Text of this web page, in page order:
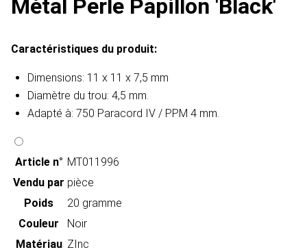
Métal Perle Papillon 'Black'
Caractéristiques du produit​:
Dimensions: 11 x 11 x 7,5 mm
Diamètre du trou: 4,5 mm.
Adapté à: 750 Paracord IV / PPM 4 mm.
Article n° MT011996
Vendu par pièce
Poids
20 gramme
Couleur
Noir
Matériau ZInc